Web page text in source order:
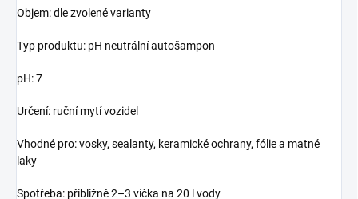
Objem: dle zvolené varianty
Typ produktu: pH neutrální autošampon
pH: 7
Určení: ruční mytí vozidel
Vhodné pro: vosky, sealanty, keramické ochrany, fólie a matné
laky
Spotřeba: přibližně 2–3 víčka na 20 l vody